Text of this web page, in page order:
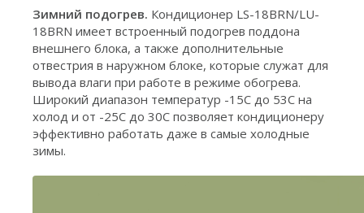
Зимний подогрев. Кондиционер LS-18BRN/LU-
18BRN имеет встроенный подогрев поддона
внешнего блока, а также дополнительные
отвестрия в наружном блоке, которые служат для
вывода влаги при работе в режиме обогрева.
Широкий диапазон температур -15С до 53С на
холод и от -25С до 30С позволяет кондиционеру
эффективно работать даже в самые холодные
зимы.